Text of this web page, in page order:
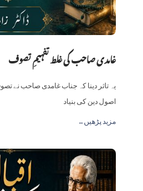
غامدی صاحب کی غلط تفہیمِ تصوف
یہ تاثر دینا کہ جناب غامدی صاحب نے
اصول دین کی بنیاد
.. مزید پڑھیں